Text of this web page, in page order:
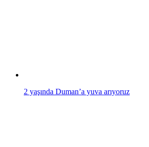
2 yaşında Duman’a yuva arıyoruz